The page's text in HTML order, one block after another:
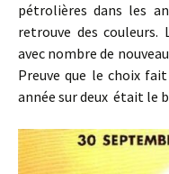
pétrolières dans les
retrouve des couleurs.
avec nombre de
Preuve que le choix
année sur deux était le